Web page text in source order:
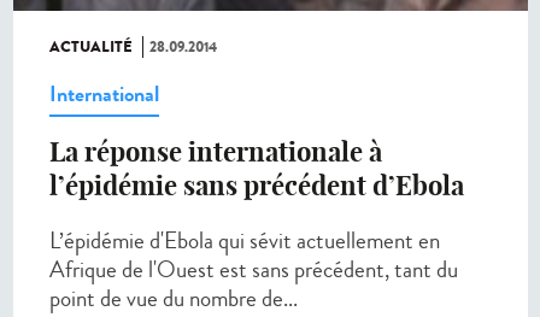
ACTUALITÉ 28.09.2014
International
La réponse internationale à
l’épidémie sans précédent d’Ebola
L’épidémie d'Ebola qui sévit actuellement en
Afrique de l'Ouest est sans précédent, tant du
point de vue du nombre de...